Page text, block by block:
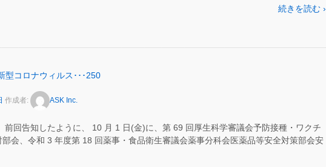
続きを読む ›
型コロナウィルス･･･250
作成者: ASK Inc.
前回告知したように、 10 月 1 日(金)に、第 69 回厚生科学審議会予防接種・ワクチ
部会、令和 3 年度第 18 回薬事・食品衛生審議会薬事分科会医薬品等安全対策部会安